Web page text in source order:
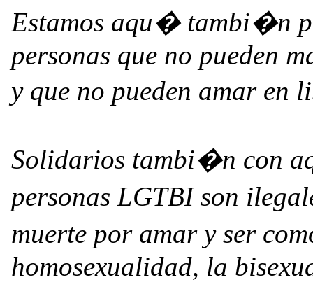
Estamos aqu� tambi�n
personas que no pueden
y que no pueden amar
Solidarios tambi�n con
personas LGTBI son
muerte por amar y ser
homosexualidad, la